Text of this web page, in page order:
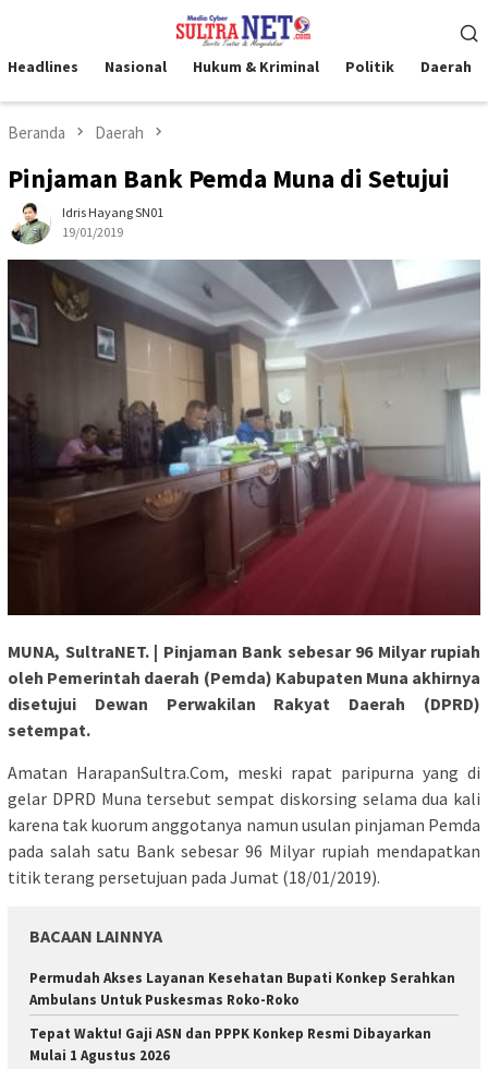
kontenMobile
Headlines Nasional Hukum & Kriminal Politik Daerah
Beranda Daerah
Pinjaman Bank Pemda Muna di Setujui
Idris Hayang SN01
19/01/2019
MUNA, SultraNET. | Pinjaman Bank sebesar 96 Milyar rupiah
oleh Pemerintah daerah (Pemda) Kabupaten Muna akhirnya
disetujui Dewan Perwakilan Rakyat Daerah (DPRD)
setempat.
Amatan HarapanSultra.Com, meski rapat paripurna yang di
gelar DPRD Muna tersebut sempat diskorsing selama dua kali
karena tak kuorum anggotanya namun usulan pinjaman Pemda
pada salah satu Bank sebesar 96 Milyar rupiah mendapatkan
titik terang persetujuan pada Jumat (18/01/2019).
BACAAN LAINNYA
Permudah Akses Layanan Kesehatan Bupati Konkep Serahkan
Ambulans Untuk Puskesmas Roko-Roko
Tepat Waktu! Gaji ASN dan PPPK Konkep Resmi Dibayarkan
Mulai 1 Agustus 2026